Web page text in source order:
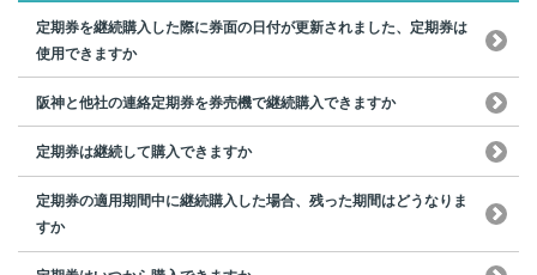
定期券を継続購入した際に券面の日付が更新されました、定期券は
使用できますか
阪神と他社の連絡定期券を券売機で継続購入できますか
定期券は継続して購入できますか
定期券の適用期間中に継続購入した場合、残った期間はどうなりま
すか